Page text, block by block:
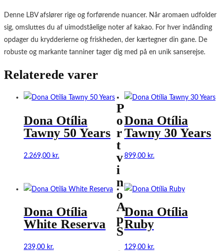
Denne LBV afslører rige og forførende nuancer. Når aromaen udfolder
sig, omsluttes du af uimodståelige noter af kakao. For hver indånding
opdager du krydderierne og friskheden, der kærtegner din gane. De
robuste og markante tanniner tager dig med på en unik sanserejse.
Relaterede varer
Dona Otília
Tawny 50 Years
2.269,00 kr.
Dona Otília
Tawny 30 Years
899,00 kr.
Dona Otília
White Reserva
239,00 kr.
Dona Otília
Ruby
129,00 kr.
P
o
r
t
v
i
n
o
A
p
S